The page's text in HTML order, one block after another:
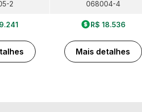
2 068004-4
R$ 18.536
Mais detalhes